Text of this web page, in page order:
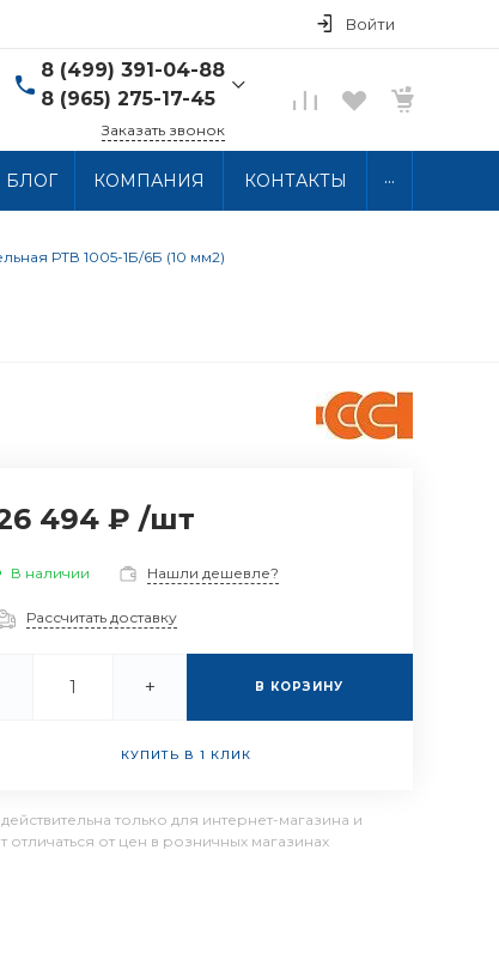
Войти
8 (499) 391-04-88
8 (965) 275-17-45
8 (499) 391-04-88
Хлобыстова 15, 2 этаж
Вс: Выходной
Заказать звонок
БЛОГ КОМПАНИЯ КОНТАКТЫ ...
РТВ 1005-1Б/6Б (10 мм2)
494 ₽/шт
В наличии Нашли дешевле?
Рассчитать доставку
+ В КОРЗИНУ
КУПИТЬ В 1 КЛИК
только для интернет-магазина и
отличаться от цен в розничных магазинах